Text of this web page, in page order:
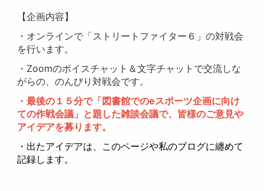
【企画内容】
・オンラインで「ストリートファイター６」の対戦会
を行います。
・Zoomのボイスチャット＆文字チャットで交流しな
がらの、のんびり対戦会です。
・最後の１５分で「図書館でのeスポーツ企画に向け
ての作戦会議」と題した雑談会議で、皆様のご意見や
アイデアを募ります。
・出たアイデアは、このページや私のブログに纏めて
記録します。